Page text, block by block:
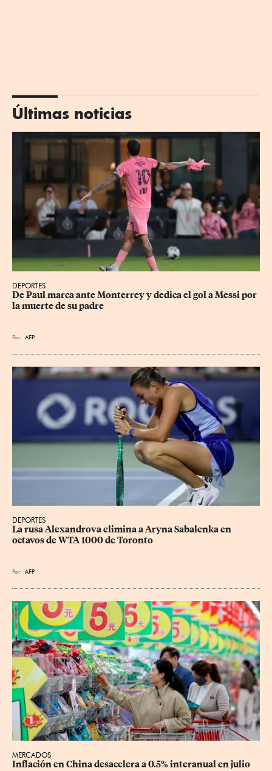
Últimas noticias
DEPORTES
De Paul marca ante Monterrey y dedica el gol a Messi por
la muerte de su padre
Por AFP
DEPORTES
La rusa Alexandrova elimina a Aryna Sabalenka en
octavos de WTA 1000 de Toronto
Por AFP
MERCADOS
Inflación en China desacelera a 0.5% interanual en julio